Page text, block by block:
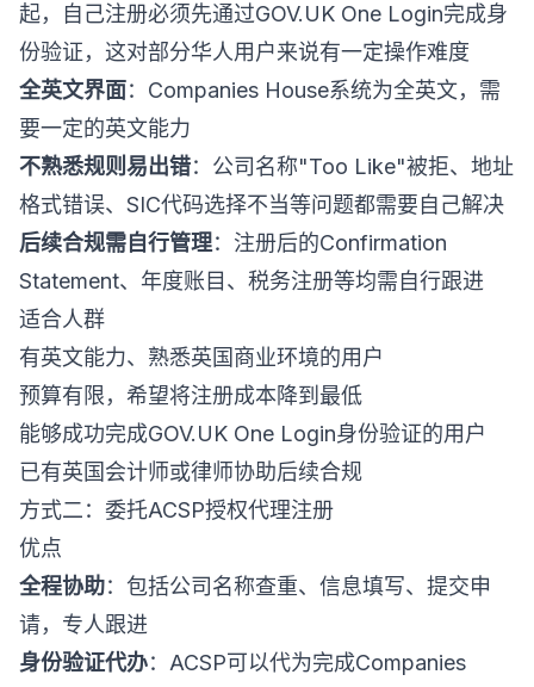
起，自己注册必须先通过GOV.UK One Login完成身
份验证，这对部分华人用户来说有一定操作难度
全英文界面：Companies House系统为全英文，需
要一定的英文能力
不熟悉规则易出错：公司名称"Too Like"被拒、地址
格式错误、SIC代码选择不当等问题都需要自己解决
后续合规需自行管理：注册后的Confirmation
Statement、年度账目、税务注册等均需自行跟进
适合人群
有英文能力、熟悉英国商业环境的用户
预算有限，希望将注册成本降到最低
能够成功完成GOV.UK One Login身份验证的用户
已有英国会计师或律师协助后续合规
方式二：委托ACSP授权代理注册
优点
全程协助：包括公司名称查重、信息填写、提交申
请，专人跟进
身份验证代办：ACSP可以代为完成Companies